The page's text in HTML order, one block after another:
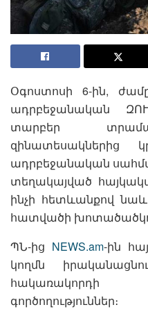
Օգոստոսի 6-ին,
ադրբեջանական
տարբեր
ադրբեջանական
տեղակայված
ինչի հետևանքով նաև
հատվածի
ՊՆ-ից NEWS.am-ին
կողմն
հակառակորդի
գործողություններ։